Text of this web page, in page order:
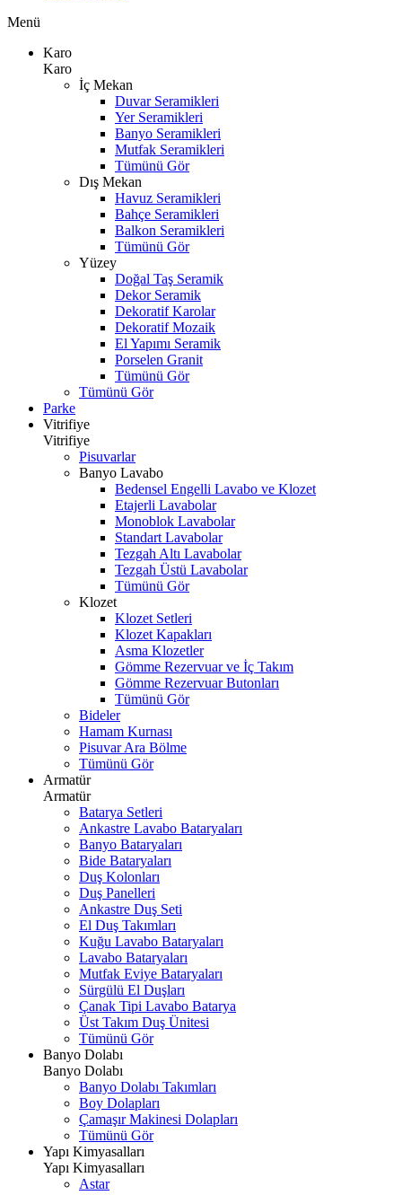
Menü
Karo
Karo
İç Mekan
Duvar Seramikleri
Yer Seramikleri
Banyo Seramikleri
Mutfak Seramikleri
Tümünü Gör
Dış Mekan
Havuz Seramikleri
Bahçe Seramikleri
Balkon Seramikleri
Tümünü Gör
Yüzey
Doğal Taş Seramik
Dekor Seramik
Dekoratif Karolar
Dekoratif Mozaik
El Yapımı Seramik
Porselen Granit
Tümünü Gör
Tümünü Gör
Parke
Vitrifiye
Vitrifiye
Pisuvarlar
Banyo Lavabo
Bedensel Engelli Lavabo ve Klozet
Etajerli Lavabolar
Monoblok Lavabolar
Standart Lavabolar
Tezgah Altı Lavabolar
Tezgah Üstü Lavabolar
Tümünü Gör
Klozet
Klozet Setleri
Klozet Kapakları
Asma Klozetler
Gömme Rezervuar ve İç Takım
Gömme Rezervuar Butonları
Tümünü Gör
Bideler
Hamam Kurnası
Pisuvar Ara Bölme
Tümünü Gör
Armatür
Armatür
Batarya Setleri
Ankastre Lavabo Bataryaları
Banyo Bataryaları
Bide Bataryaları
Duş Kolonları
Duş Panelleri
Ankastre Duş Seti
El Duş Takımları
Kuğu Lavabo Bataryaları
Lavabo Bataryaları
Mutfak Eviye Bataryaları
Sürgülü El Duşları
Çanak Tipi Lavabo Batarya
Üst Takım Duş Ünitesi
Tümünü Gör
Banyo Dolabı
Banyo Dolabı
Banyo Dolabı Takımları
Boy Dolapları
Çamaşır Makinesi Dolapları
Tümünü Gör
Yapı Kimyasalları
Yapı Kimyasalları
Astar